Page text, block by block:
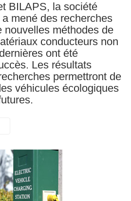
BILAPS, la société
mené des recherches
nouvelles méthodes de
conducteurs non
ont été
Les résultats
permettront de
véhicules écologiques